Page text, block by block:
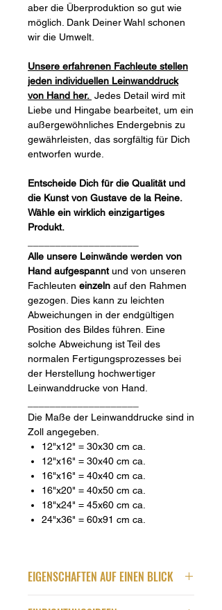
aber die Überproduktion so gut wie
möglich. Dank Deiner Wahl schonen
wir die Umwelt.
Unsere erfahrenen Fachleute stellen
jeden individuellen Leinwanddruck
von Hand her. Jedes Detail wird mit
Liebe und Hingabe bearbeitet, um ein
außergewöhnliches Endergebnis zu
gewährleisten, das sorgfältig für Dich
entworfen wurde.
Entscheide Dich für die Qualität und
die Kunst von Gustave de la Reine.
Wähle ein wirklich einzigartiges
Produkt.
Alle unsere Leinwände werden von
Hand aufgespannt und von unseren
Fachleuten einzeln auf den Rahmen
gezogen. Dies kann zu leichten
Abweichungen in der endgültigen
Position des Bildes führen. Eine
solche Abweichung ist Teil des
normalen Fertigungsprozesses bei
der Herstellung hochwertiger
Leinwanddrucke von Hand.
Die Maße der Leinwanddrucke sind in
Zoll angegeben.
12"x12" = 30x30 cm ca.
12"x16" = 30x40 cm ca.
16"x16" = 40x40 cm ca.
16"x20" = 40x50 cm ca.
18"x24" = 45x60 cm ca.
24"x36" = 60x91 cm ca.
EIGENSCHAFTEN AUF EINEN BLICK